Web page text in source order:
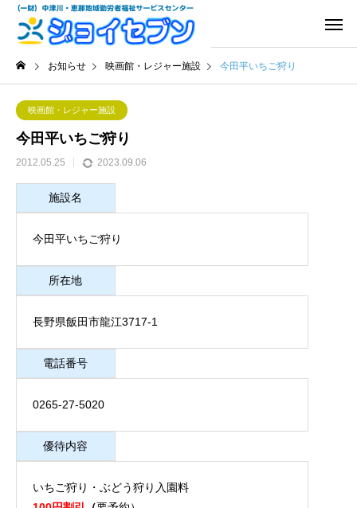
お知らせ 映画館・レジャー施設 今田平いちご狩り
映画館・レジャー施設
今田平いちご狩り
2012.05.25 2023.09.06
施設名
今田平いちご狩り
所在地
長野県飯田市龍江3717-1
電話番号
0265-27-5020
優待内容
いちご狩り・ぶどう狩り入園料